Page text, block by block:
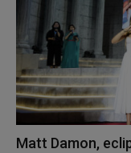
Matt Damon,